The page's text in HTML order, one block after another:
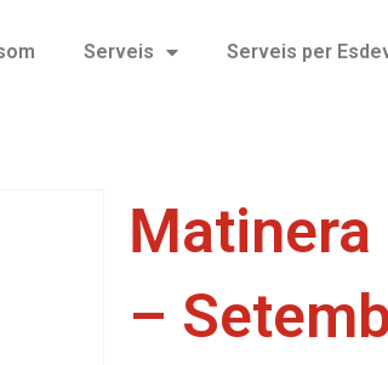
Serveis Serveis per
Matinera
–